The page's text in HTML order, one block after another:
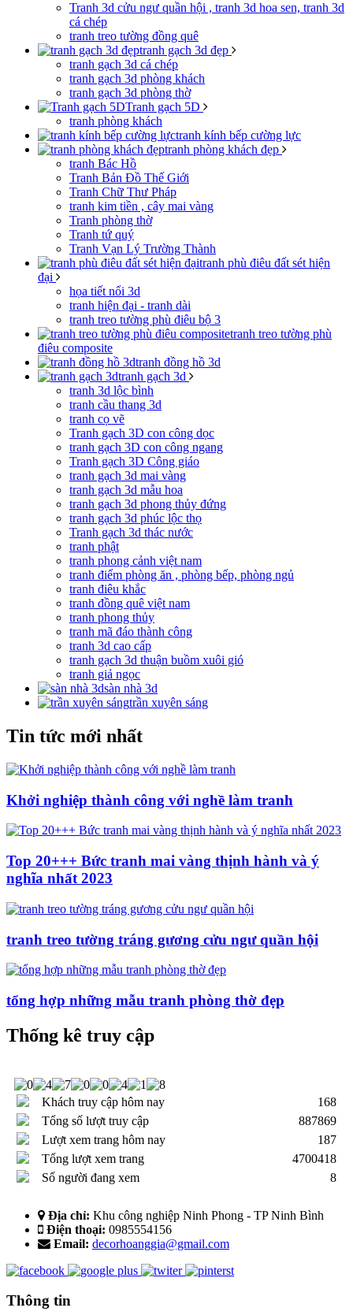
Tranh 3d cửu ngư quần hội , tranh 3d hoa sen, tranh 3d
cá chép
tranh treo tường đồng quê
tranh gạch 3d đẹp
tranh gạch 3d cá chép
tranh gạch 3d phòng khách
tranh gạch 3d phòng thờ
Tranh gạch 5D
tranh phòng khách
tranh kính bếp cường lực
tranh phòng khách đẹp
tranh Bác Hồ
Tranh Bản Đồ Thế Giới
Tranh Chữ Thư Pháp
tranh kim tiền , cây mai vàng
Tranh phòng thờ
Tranh tứ quý
Tranh Vạn Lý Trường Thành
tranh phù điêu đất sét hiện
đại
họa tiết nổi 3d
tranh hiện đại - tranh dài
tranh treo tường phù điêu bộ 3
tranh treo tường phù
điêu composite
tranh đồng hồ 3d
tranh gạch 3d
tranh 3d lộc bình
tranh cầu thang 3d
tranh cọ vẽ
Tranh gạch 3D con công dọc
tranh gạch 3D con công ngang
Tranh gạch 3D Công giáo
tranh gạch 3d mai vàng
tranh gạch 3d mẫu hoa
tranh gạch 3d phong thủy đứng
tranh gạch 3d phúc lộc thọ
Tranh gạch 3d thác nước
tranh phật
tranh phong cảnh việt nam
tranh điểm phòng ăn , phòng bếp, phòng ngủ
tranh điêu khắc
tranh đồng quê việt nam
tranh phong thủy
tranh mã đáo thành công
tranh 3d cao cấp
tranh gạch 3d thuận buồm xuôi gió
tranh giả ngọc
sàn nhà 3d
trần xuyên sáng
Tin tức mới nhất
Khởi nghiệp thành công với nghề làm tranh
Top 20+++ Bức tranh mai vàng thịnh hành và ý
nghĩa nhất 2023
tranh treo tường tráng gương cửu ngư quần hội
tổng hợp những mẫu tranh phòng thờ đẹp
Thống kê truy cập
Khách truy cập hôm nay
168
Tổng số lượt truy cập
887869
Lượt xem trang hôm nay
187
Tổng lượt xem trang
4700418
Số người đang xem
8
Địa chỉ: Khu công nghiệp Ninh Phong - TP Ninh Bình
Điện thoại: 0985554156
Email: decorhoanggia@gmail.com
Thông tin